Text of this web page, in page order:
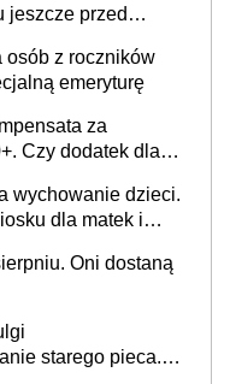
jeszcze przed
osób z roczników
emeryturę
za
Czy dodatek dla
wychowanie dzieci.
dla matek i
Oni dostaną
starego pieca.